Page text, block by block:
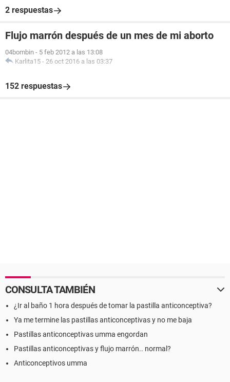
2 respuestas
Flujo marrón después de un mes de mi aborto
04bombin - 5 feb 2012 a las 13:08
Karlita15 - 26 oct 2016 a las 03:37
152 respuestas
CONSULTA TAMBIÉN
¿Ir al baño 1 hora después de tomar la pastilla anticonceptiva?
Ya me termine las pastillas anticonceptivas y no me baja
Pastillas anticonceptivas umma engordan
Pastillas anticonceptivas y flujo marrón.. normal?
Anticonceptivos umma